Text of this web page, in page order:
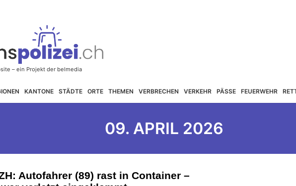
KANTONE STÄDTE ORTE THEMEN VERBRECHEN VERKEHR PÄSSE FEUERWEHR
09. APRIL 2026
Autofahrer (89) rast in Container –